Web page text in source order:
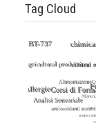
Tag Cloud